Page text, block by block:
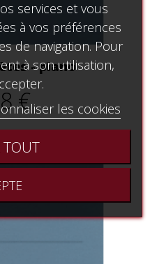
- piano
€
services et vous
à vos préférences
de navigation. Pour
à son utilisation,
les cookies
TOUT